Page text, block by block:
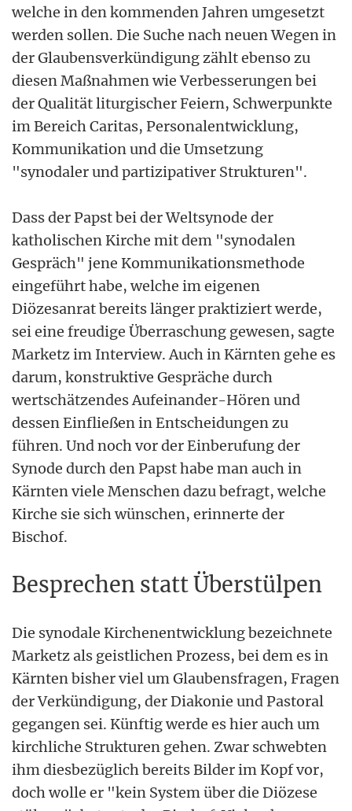
welche in den kommenden Jahren umgesetzt
werden sollen. Die Suche nach neuen Wegen in
der Glaubensverkündigung zählt ebenso zu
diesen Maßnahmen wie Verbesserungen bei
der Qualität liturgischer Feiern, Schwerpunkte
im Bereich Caritas, Personalentwicklung,
Kommunikation und die Umsetzung
"synodaler und partizipativer Strukturen".
Dass der Papst bei der Weltsynode der
katholischen Kirche mit dem "synodalen
Gespräch" jene Kommunikationsmethode
eingeführt habe, welche im eigenen
Diözesanrat bereits länger praktiziert werde,
sei eine freudige Überraschung gewesen, sagte
Marketz im Interview. Auch in Kärnten gehe es
darum, konstruktive Gespräche durch
wertschätzendes Aufeinander-Hören und
dessen Einfließen in Entscheidungen zu
führen. Und noch vor der Einberufung der
Synode durch den Papst habe man auch in
Kärnten viele Menschen dazu befragt, welche
Kirche sie sich wünschen, erinnerte der
Bischof.
Besprechen statt Überstülpen
Die synodale Kirchenentwicklung bezeichnete
Marketz als geistlichen Prozess, bei dem es in
Kärnten bisher viel um Glaubensfragen, Fragen
der Verkündigung, der Diakonie und Pastoral
gegangen sei. Künftig werde es hier auch um
kirchliche Strukturen gehen. Zwar schwebten
ihm diesbezüglich bereits Bilder im Kopf vor,
doch wolle er "kein System über die Diözese